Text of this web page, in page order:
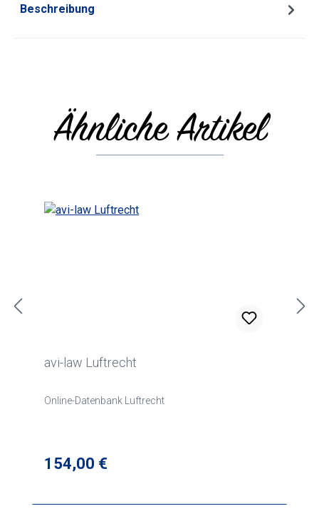
Beschreibung
Produktgalerie überspringen
Ähnliche Artikel
avi-law Luftrecht
Online-Datenbank Luftrecht
Regulärer Preis:
154,00 €